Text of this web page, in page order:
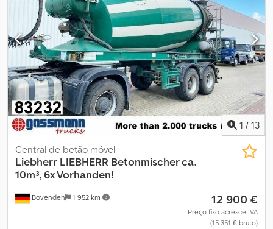
ACESSÓRIOS SEM GARANTIA; alterações, venda prévia e erros
reservados!
1 / 13
Bovenden 1 952 km
Central de betão móvel
Liebherr LIEBHERR Betonmischer ca.
10m³, 6x Vorhanden!
12 900 €
Preço fixo acresce IVA
(15 351 € bruto)